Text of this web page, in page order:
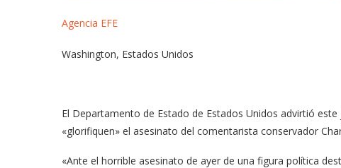
Agencia EFE
Washington, Estados Unidos
El Departamento de Estado de Estados Unidos advirtió
«glorifiquen» el asesinato del comentarista conservador
«Ante el horrible asesinato de ayer de una figura política